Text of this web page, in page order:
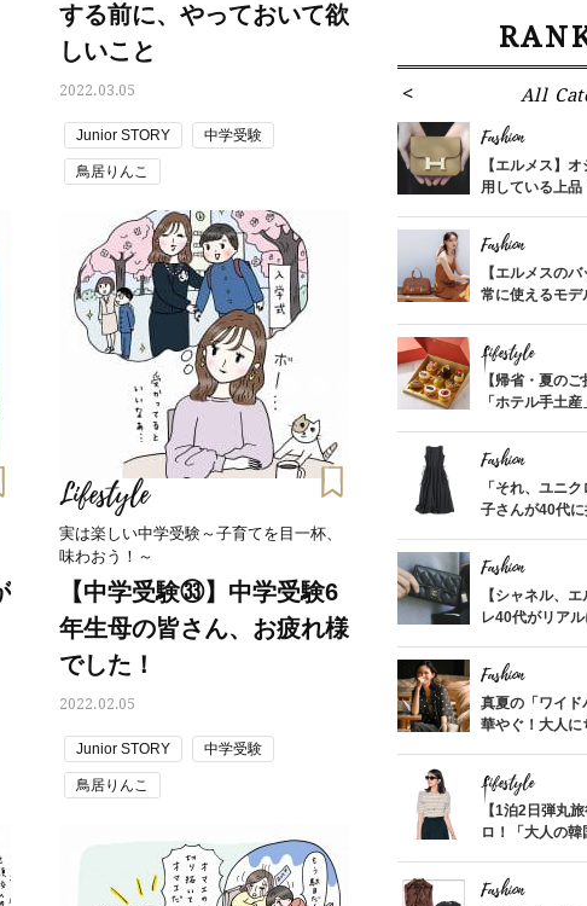
する前に、やっておいて欲
しいこと
2022.03.05
Junior STORY 中学受験
鳥居りんこ
Lifestyle
実は楽しい中学受験～子育てを目一杯、
味わおう！～
【中学受験㉝】中学受験6
年生母の皆さん、お疲れ様
でした！
2022.02.05
Junior STORY 中学受験
鳥居りんこ
All
40代
品ア
夏の
アす
〉
ケ
の
ク
【美
るみ
Lifestyle
「ホテル手土産」14選。〈価格
別〉センスが伝わる逸品は？
Lifestyle
【1泊2日弾丸旅行】無駄な時間ゼ
ロ！「大人の韓国旅」の大正解ス
ケジュールは？
Lifestyle
〈元社長秘書〉内緒で教える【お
盆の帰省手土産5選】東京で買える
「また買ってきて」と喜ばれる名
品
Lifestyle
【特別画像集】「亡くなってから
優・大和田美帆さん”母との思い
梅宮アンナさん、父・辰夫さんの
相続で学んだこと「親のお金の話
は”介護どうする？”から始めるん
たら…」原因がわかり自責を卒業
しまいたい」とすら思う──そんな
声もあることを知ってほしい
Lifestyle
Fashion
【エルメス】
用している上品
Fashion
【エルメスの
常に使えるモデ
Lifestyle
【帰省・夏の
「ホテル手土
Fashion
「それ、ユニ
子さんが40代
レイ見え
Fashion
【シャネル、
レ40代がリア
Fashion
真夏の「ワイド
華やぐ！大人に
Lifestyle
【1泊2日弾丸
ロ！「大人の
Fashion